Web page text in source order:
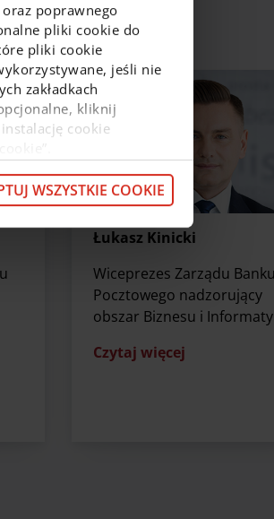
poprawnego
pliki cookie do
pliki cookie
jeśli nie
zakładkach
kliknij
cookie
linkiem.
WSZYSTKIE COOKIE
Łukasz Kinicki
Wiceprezes Zarządu Banku
Pocztowego nadzorujący
obszar Biznesu i
Czytaj więcej